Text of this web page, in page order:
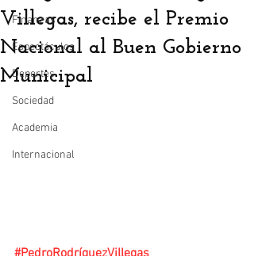
Finanzas
Espectáculos
Deportes
Sociedad
Academia
Internacional
Villegas, recibe el Premio
Nacional al Buen Gobierno
Municipal